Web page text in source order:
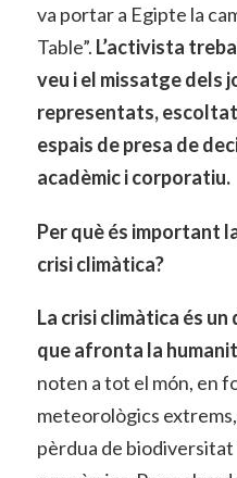
va portar a Egipte la
Table”. L’activista
veu i el missatge dels
representats,
espais de presa de
acadèmic i corporatiu.
Per què és important
crisi climàtica?
La crisi climàtica és
que afronta la
noten a tot el món, en
meteorològics
pèrdua de biodiversitat